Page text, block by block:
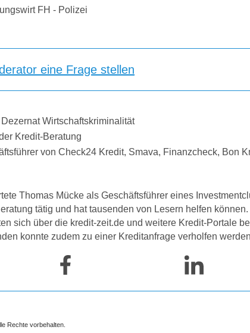
FH - Polizei
eine Frage stellen
Wirtschaftskriminalität
Kredit-Beratung
von Check24 Kredit, Smava, Finanzcheck, Bon
Thomas Mücke als Geschäftsführer eines
tätig und hat tausenden von Lesern helfen
sich über die kredit-zeit.de und weitere Kredit-Portale
konnte zudem zu einer Kreditanfrage verholfen
Rechte vorbehalten.